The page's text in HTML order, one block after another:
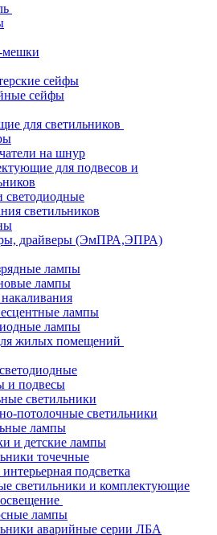
мешки
сейфы
сейфы
для светильников
на шнур
для подвесов и
светодиодные
светильников
драйверы (ЭмПРА,ЭПРА)
лампы
лампы
лампы
лампы
жилых помещений
и подвесы
светильники
потолочные светильники
лампы
и детские лампы
точечные
подсветка
светильники и комплектующие
лампы
аварийные серии ЛБА